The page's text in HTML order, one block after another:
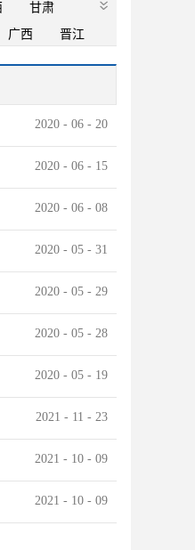
甘肃
广西 晋江
2020 - 06 - 20
2020 - 06 - 15
2020 - 06 - 08
2020 - 05 - 31
2020 - 05 - 29
2020 - 05 - 28
2020 - 05 - 19
2021 - 11 - 23
2021 - 10 - 09
2021 - 10 - 09